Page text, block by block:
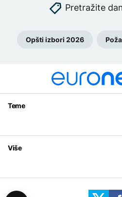
Pretražite
Opšti izbori 2026
Teme
Svijet
Magazin
Više
Politika privatnosti